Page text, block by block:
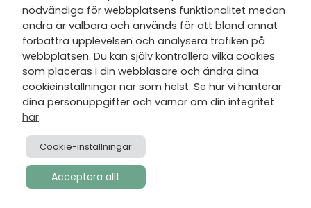
personuppgifts- och
integritetspolicyoch tar gärna del
av nyheter, hälsotips och exklusiva
erbjudanden via min e-post.
Skapad av
nödvändiga för webbplatsens funktionalitet medan
andra är valbara och används för att bland annat
förbättra upplevelsen och analysera trafiken på
webbplatsen. Du kan själv kontrollera vilka cookies
som placeras i din webbläsare och ändra dina
cookieinställningar när som helst. Se hur vi hanterar
dina personuppgifter och värnar om din integritet
här.
Cookie-inställningar
Acceptera allt